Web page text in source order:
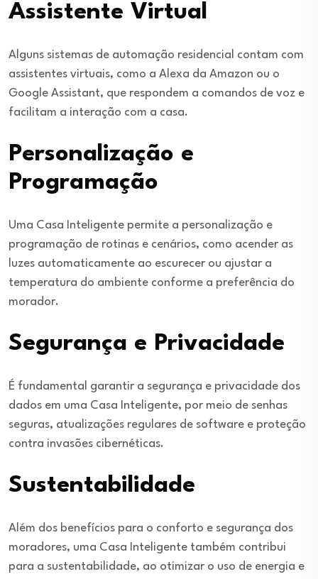
Assistente Virtual
Alguns sistemas de automação residencial contam com
assistentes virtuais, como a Alexa da Amazon ou o
Google Assistant, que respondem a comandos de voz e
facilitam a interação com a casa.
Personalização e
Programação
Uma Casa Inteligente permite a personalização e
programação de rotinas e cenários, como acender as
luzes automaticamente ao escurecer ou ajustar a
temperatura do ambiente conforme a preferência do
morador.
Segurança e Privacidade
É fundamental garantir a segurança e privacidade dos
dados em uma Casa Inteligente, por meio de senhas
seguras, atualizações regulares de software e proteção
contra invasões cibernéticas.
Sustentabilidade
Além dos benefícios para o conforto e segurança dos
moradores, uma Casa Inteligente também contribui
para a sustentabilidade, ao otimizar o uso de energia e